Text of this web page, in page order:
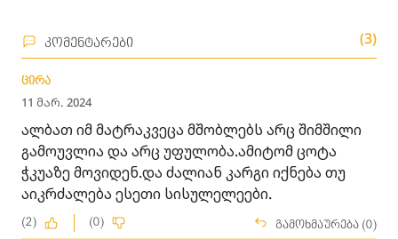
კომენტარები (3)
ცირა
11 მარ. 2024
ალბათ იმ მატრაკვეცა მშობლებს არც შიმშილი
გამოუვლია და არც უფულობა.ამიტომ ცოტა
ჭკუაზე მოვიდენ.და ძალიან კარგი იქნება თუ
აიკრძალება ესეთი სისულელეები.
(2) (0) გამოხმაურება (0)